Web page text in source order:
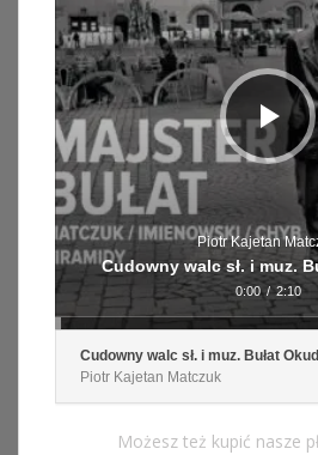
Piotr Kajetan
Cudowny walc sł. i muz.
0:00 / 2:10
Cudowny walc sł. i muz. Bułat
Piotr Kajetan Matczuk
Możesz też kupić nasze